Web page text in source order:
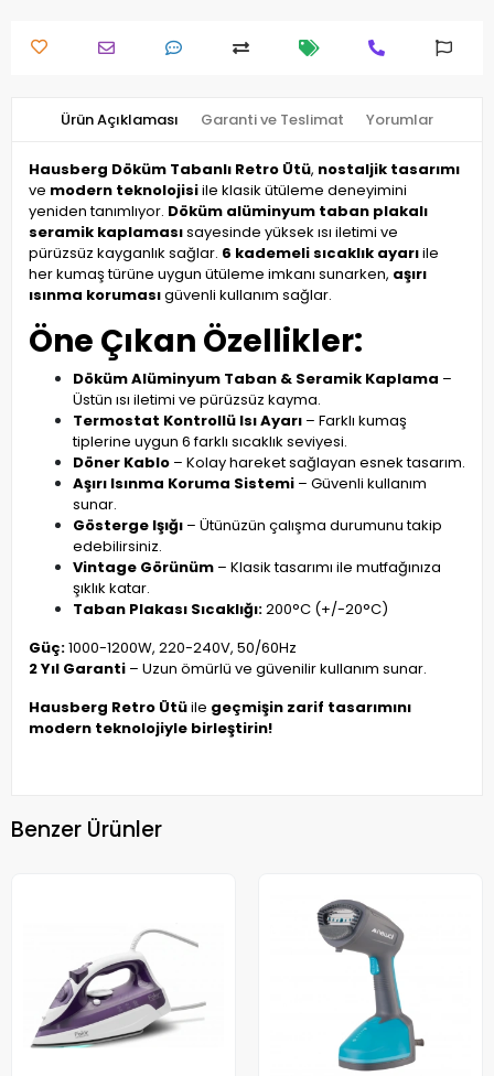
Ürün Açıklaması Garanti ve Teslimat Yorumlar
Hausberg Döküm Tabanlı Retro Ütü, nostaljik tasarımı
ve modern teknolojisiile klasik ütüleme deneyimini
yeniden tanımlıyor. Döküm alüminyum taban plakalı
seramik kaplamasısayesinde yüksek ısı iletimi ve
pürüzsüz kayganlık sağlar. 6 kademeli sıcaklık ayarıile
her kumaş türüne uygun ütüleme imkanı sunarken, aşırı
ısınma korumasıgüvenli kullanım sağlar.
Öne Çıkan Özellikler:
Döküm Alüminyum Taban & Seramik Kaplama –
Üstün ısı iletimi ve pürüzsüz kayma.
Termostat Kontrollü Isı Ayarı – Farklı kumaş
tiplerine uygun 6 farklı sıcaklık seviyesi.
Döner Kablo – Kolay hareket sağlayan esnek tasarım.
Aşırı Isınma Koruma Sistemi – Güvenli kullanım
sunar.
Gösterge Işığı – Ütünüzün çalışma durumunu takip
edebilirsiniz.
Vintage Görünüm – Klasik tasarımı ile mutfağınıza
şıklık katar.
Taban Plakası Sıcaklığı:200°C (+/-20°C)
Güç:1000-1200W, 220-240V, 50/60Hz
2 Yıl Garanti – Uzun ömürlü ve güvenilir kullanım sunar.
Hausberg Retro Ütüile geçmişin zarif tasarımını
modern teknolojiyle birleştirin!
Benzer Ürünler